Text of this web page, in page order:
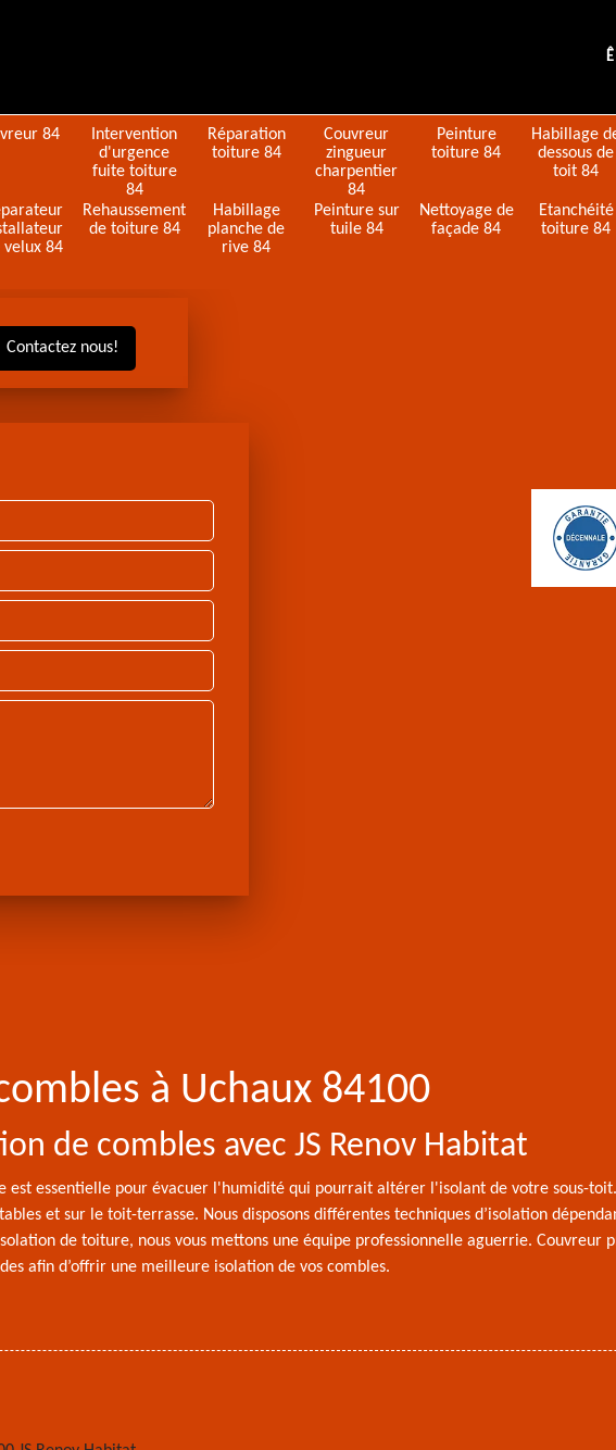
84
Intervention
d'urgence
fuite toiture
84
Réparation
toiture 84
Couvreur
zingueur
charpentier
84
Peinture
toiture 84
Habillage
dessous de
toit 84
velux 84
Rehaussement
de toiture 84
Habillage
planche de
rive 84
Peinture sur
tuile 84
Nettoyage de
façade 84
Etanchéité
toiture 84
Contactez nous!
à Uchaux 84100
de combles avec JS Renov Habitat
est essentielle pour évacuer l'humidité qui pourrait altérer l'isolant de votre sous-
et sur le toit-terrasse. Nous disposons différentes techniques d’isolation
de toiture, nous vous mettons une équipe professionnelle aguerrie. Couvreur
afin d’offrir une meilleure isolation de vos combles.